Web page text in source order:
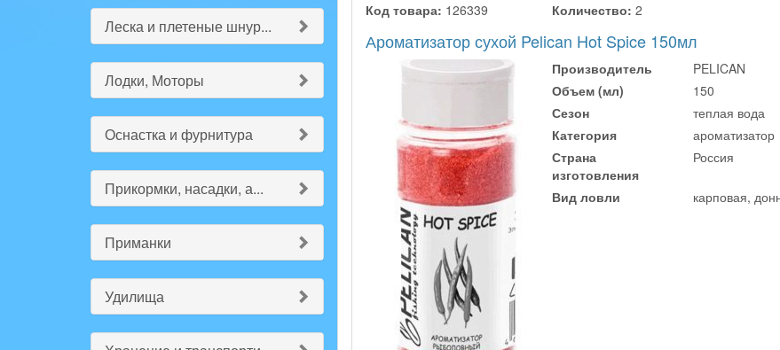
Леска и плетеные шнур...
Лодки, Моторы
Оснастка и фурнитура
Прикормки, насадки, а...
Приманки
Удилища
Код товара: 126339 Количество: 2
Ароматизатор сухой Pelican Hot Spice 150мл
Производитель
PELICAN
Объем (мл)
150
Сезон
теплая вода
Категория
ароматизатор
Страна
изготовления
Россия
Вид ловли карповая,